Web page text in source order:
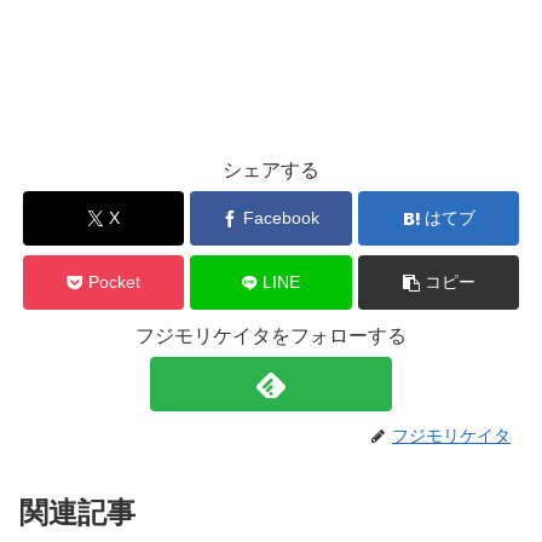
シェアする
X Facebook はてブ
Pocket LINE コピー
フジモリケイタをフォローする
フジモリケイタ
関連記事